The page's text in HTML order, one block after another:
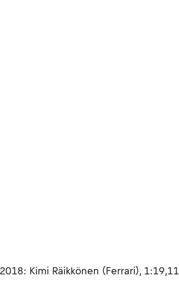
Kimi Räikkönen (Ferrari),